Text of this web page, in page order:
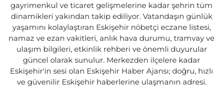
gayrimenkul ve ticaret gelişmelerine kadar şehrin tüm
dinamikleri yakından takip ediliyor. Vatandaşın günlük
yaşamını kolaylaştıran Eskişehir nöbetçi eczane listesi,
namaz ve ezan vakitleri, anlık hava durumu, tramvay ve
ulaşım bilgileri, etkinlik rehberi ve önemli duyurular
güncel olarak sunulur. Merkezden ilçelere kadar
Eskişehir'in sesi olan Eskişehir Haber Ajansı; doğru, hızlı
ve güvenilir Eskişehir haberlerine ulaşmanın adresi.